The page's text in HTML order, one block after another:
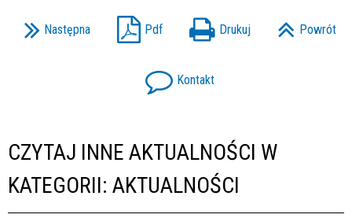
Następna Pdf Drukuj Powrót
Kontakt
CZYTAJ INNE AKTUALNOŚCI W
KATEGORII: AKTUALNOŚCI